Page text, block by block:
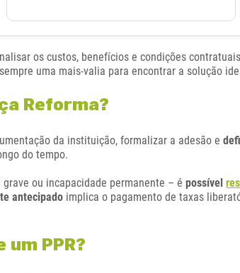
os custos, benefícios e condições
uma mais-valia para encontrar a solução
Reforma?
da instituição, formalizar a adesão e
do tempo.
grave ou incapacidade permanente – épossível
antecipado implica o pagamento de taxas
PPR?